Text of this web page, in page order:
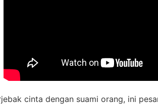
cinta dengan suami orang, ini